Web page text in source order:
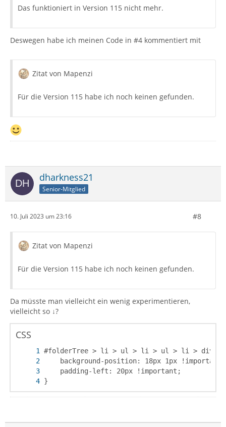
Das funktioniert in Version 115 nicht mehr.
Deswegen habe ich meinen Code in #4 kommentiert mit
Zitat von Mapenzi
Für die Version 115 habe ich noch keinen gefunden.
dharkness21
Senior-Mitglied
10. Juli 2023 um 23:16 #8
Zitat von Mapenzi
Für die Version 115 habe ich noch keinen gefunden.
Da müsste man vielleicht ein wenig experimentieren,
vielleicht so ↓?
CSS
}